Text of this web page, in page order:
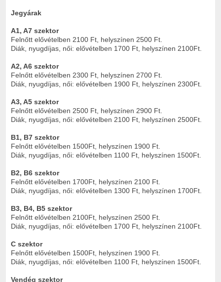
Jegyárak
A1, A7 szektor
Felnőtt elővételben 2100 Ft, helyszínen 2500 Ft.
Diák, nyugdíjas, női: elővételben 1700 Ft, helyszínen 2100Ft.
A2, A6 szektor
Felnőtt elővételben 2300 Ft, helyszínen 2700 Ft.
Diák, nyugdíjas, női: elővételben 1900 Ft, helyszínen 2300Ft.
A3, A5 szektor
Felnőtt elővételben 2500 Ft, helyszínen 2900 Ft.
Diák, nyugdíjas, női: elővételben 2100 Ft, helyszínen 2500Ft.
B1, B7 szektor
Felnőtt elővételben 1500Ft, helyszínen 1900 Ft.
Diák, nyugdíjas, női: elővételben 1100 Ft, helyszínen 1500Ft.
B2, B6 szektor
Felnőtt elővételben 1700Ft, helyszínen 2100 Ft.
Diák, nyugdíjas, női: elővételben 1300 Ft, helyszínen 1700Ft.
B3, B4, B5 szektor
Felnőtt elővételben 2100Ft, helyszínen 2500 Ft.
Diák, nyugdíjas, női: elővételben 1700 Ft, helyszínen 2100Ft.
C szektor
Felnőtt elővételben 1500Ft, helyszínen 1900 Ft.
Diák, nyugdíjas, női: elővételben 1100 Ft, helyszínen 1500Ft.
Vendég szektor